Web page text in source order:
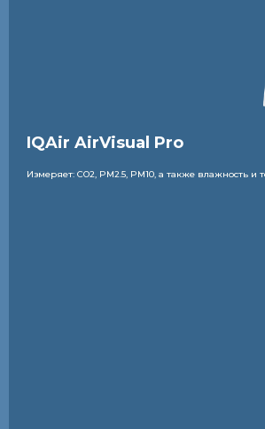
IQAir AirVisual Pro
Измеряет: CO2, PM2.5, PM10, а также влажность и